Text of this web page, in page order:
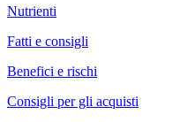
Nutrienti
Fatti e consigli
Benefici e rischi
Consigli per gli acquisti